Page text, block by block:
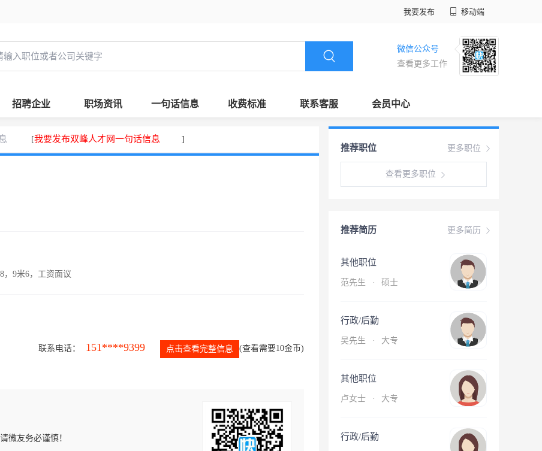
我要发布 移动端
微信公众号
查看更多工作
招聘企业 职场资讯 一句话信息 收费标准 联系客服 会员中心
[我要发布双峰人才网一句话信息 ]
，9米6，工资面议
联系电话： 151****9399 点击查看完整信息 (查看需要10金币)
微友务必谨慎！
更多职位
推荐职位
查看更多职位
更多简历
推荐简历
其他职位
范先生 · 硕士
行政/后勤
吴先生 · 大专
其他职位
卢女士 · 大专
行政/后勤